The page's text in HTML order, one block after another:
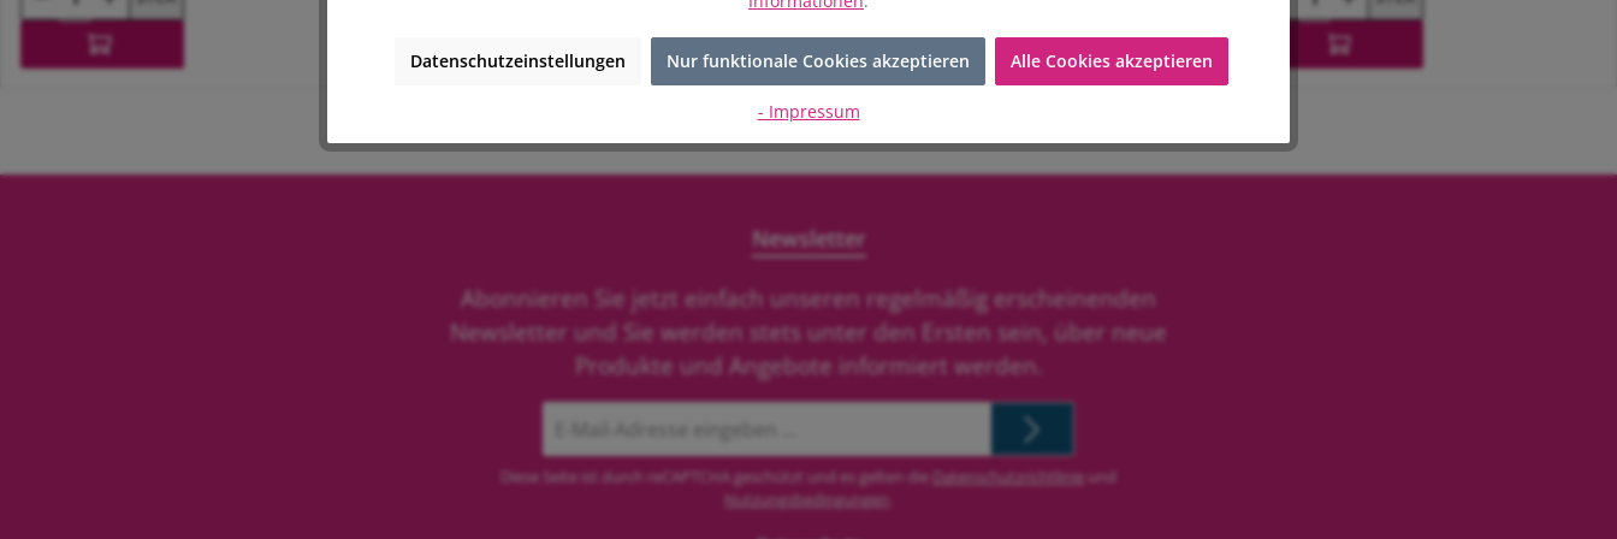
späteren Änderungen.
Die stabile MDF-Trägerplatte sorgt für Formstabilität und eine hochwertige Verarbeitung. Die robuste Dekoroberfläche ist pflegeleicht, kratzbeständig und für den
täglichen Einsatz geeignet. Durch die leicht schräge Form entsteht zudem eine kleinere Staubkante, wodurch sich weniger Staub auf der Oberseite ablagert.
Passendes Zubehör sorgt für eine saubere Montage und einen perfekten Abschluss der Sockelleisten.
In den Warenkorb In den Warenkorb In den Warenkorb In den Warenkorb
Newsletter
Abonnieren Sie jetzt einfach unseren regelmäßig erscheinenden
Newsletter und Sie werden stets unter den Ersten sein, über neue
Produkte und Angebote informiert werden.
Adresse
*
Diese Seite ist durch reCAPTCHA geschützt und es gelten die Datenschutzrichtlinie und
Nutzungsbedingungen
Datenschutzeinstellungen Nur funktionale Cookies akzeptieren Alle Cookies akzeptieren
- Impressum